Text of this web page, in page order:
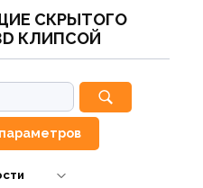
СКРЫТОГО
КЛИПСОЙ